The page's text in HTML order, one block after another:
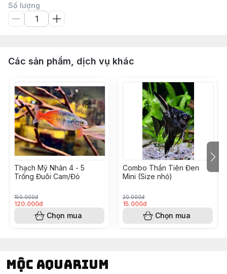
Số lượng
Các sản phẩm, dịch vụ khác
Thạch Mỹ Nhân 4 - 5
Trống Đuôi Cam/Đỏ
150.000đ
120.000đ
Chọn mua
Combo Thần Tiên Đen
Mini (Size nhỏ)
20.000đ
15.000đ
Chọn mua
Mộc Aquarium